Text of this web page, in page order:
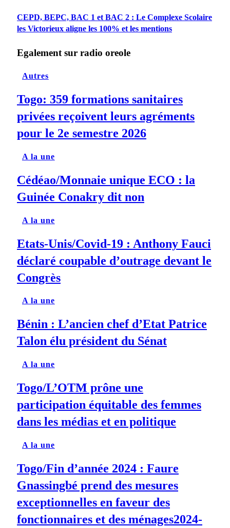
CEPD, BEPC, BAC 1 et BAC 2 : Le Complexe Scolaire
les Victorieux aligne les 100% et les mentions
Egalement sur radio oreole
Autres
Togo: 359 formations sanitaires
privées reçoivent leurs agréments
pour le 2e semestre 2026
A la une
Cédéao/Monnaie unique ECO : la
Guinée Conakry dit non
A la une
Etats-Unis/Covid-19 : Anthony Fauci
déclaré coupable d’outrage devant le
Congrès
A la une
Bénin : L’ancien chef d’Etat Patrice
Talon élu président du Sénat
A la une
Togo/L’OTM prône une
participation équitable des femmes
dans les médias et en politique
A la une
Togo/Fin d’année 2024 : Faure
Gnassingbé prend des mesures
exceptionnelles en faveur des
fonctionnaires et des ménages2024-